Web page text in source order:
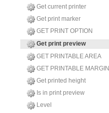
Get current printer
Get print marker
GET PRINT OPTION
Get print preview
GET PRINTABLE AREA
GET PRINTABLE MARGIN
Get printed height
Is in print preview
Level